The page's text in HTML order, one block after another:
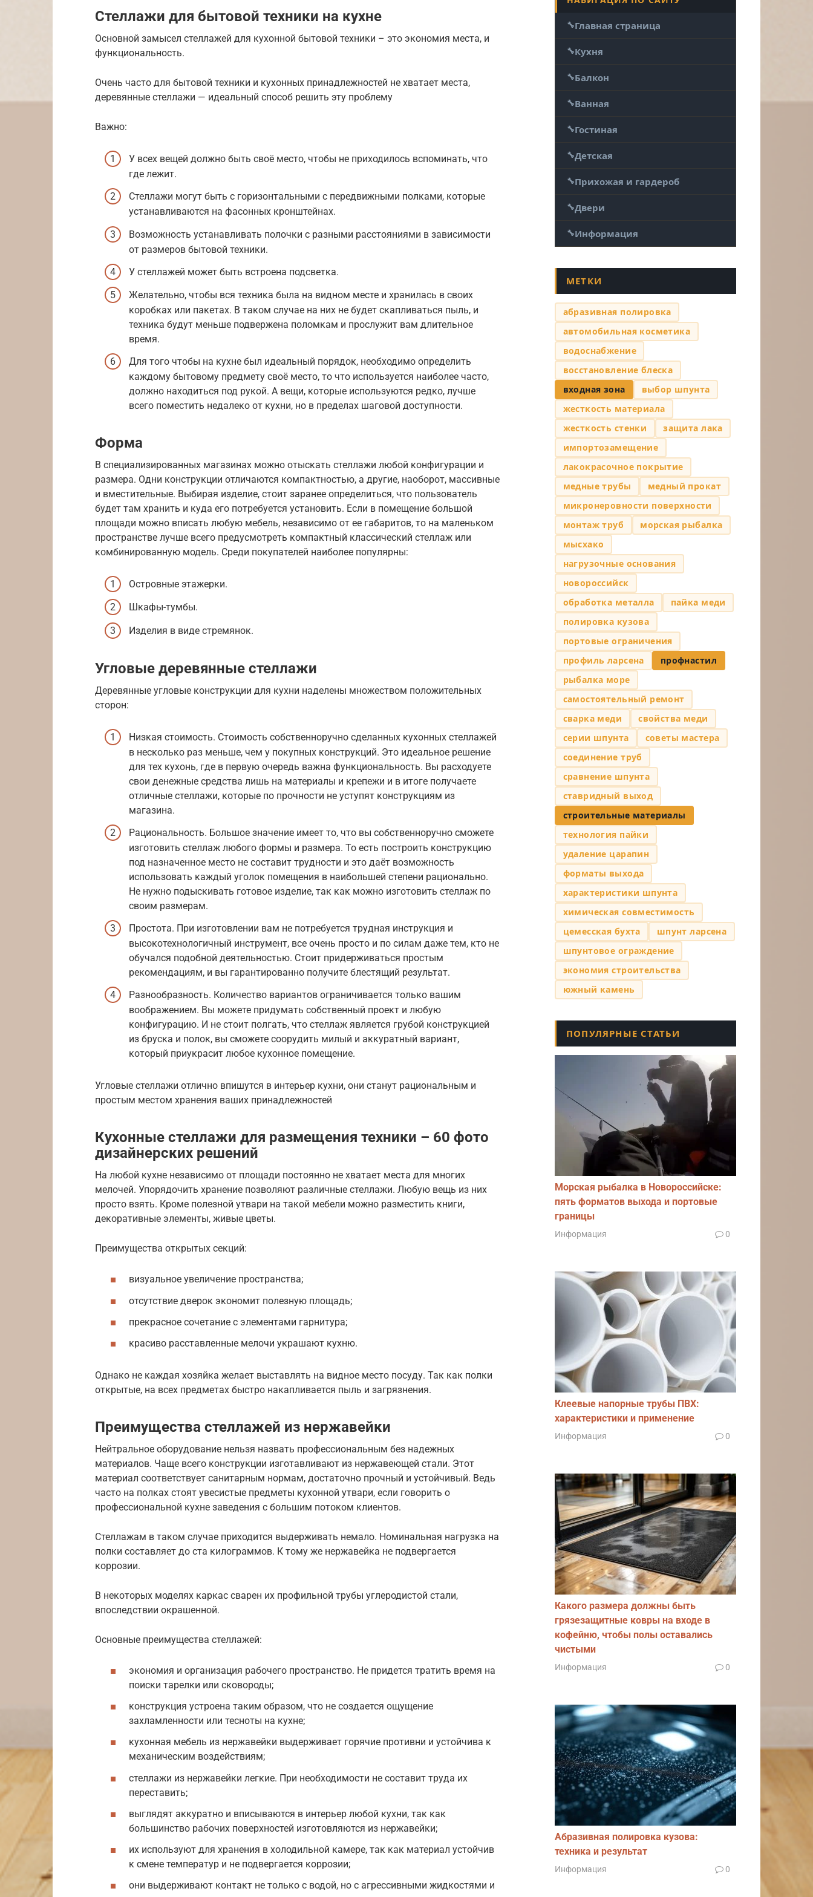
Стеллажи для бытовой техники на кухне
Основной замысел стеллажей для кухонной бытовой техники – это экономия места, и
функциональность.
Очень часто для бытовой техники и кухонных принадлежностей не хватает места,
деревянные стеллажи — идеальный способ решить эту проблему
Важно:
У всех вещей должно быть своё место, чтобы не приходилось вспоминать, что
где лежит.
Стеллажи могут быть с горизонтальными с передвижными полками, которые
устанавливаются на фасонных кронштейнах.
Возможность устанавливать полочки с разными расстояниями в зависимости
от размеров бытовой техники.
У стеллажей может быть встроена подсветка.
Желательно, чтобы вся техника была на видном месте и хранилась в своих
коробках или пакетах. В таком случае на них не будет скапливаться пыль, и
техника будут меньше подвержена поломкам и прослужит вам длительное
время.
Для того чтобы на кухне был идеальный порядок, необходимо определить
каждому бытовому предмету своё место, то что используется наиболее часто,
должно находиться под рукой. А вещи, которые используются редко, лучше
всего поместить недалеко от кухни, но в пределах шаговой доступности.
Форма
В специализированных магазинах можно отыскать стеллажи любой конфигурации и
размера. Одни конструкции отличаются компактностью, а другие, наоборот, массивные
и вместительные. Выбирая изделие, стоит заранее определиться, что пользователь
будет там хранить и куда его потребуется установить. Если в помещение большой
площади можно вписать любую мебель, независимо от ее габаритов, то на маленьком
пространстве лучше всего предусмотреть компактный классический стеллаж или
комбинированную модель. Среди покупателей наиболее популярны:
Островные этажерки.
Шкафы-тумбы.
Изделия в виде стремянок.
Угловые деревянные стеллажи
Деревянные угловые конструкции для кухни наделены множеством положительных
сторон:
Низкая стоимость. Стоимость собственноручно сделанных кухонных стеллажей
в несколько раз меньше, чем у покупных конструкций. Это идеальное решение
для тех кухонь, где в первую очередь важна функциональность. Вы расходуете
свои денежные средства лишь на материалы и крепежи и в итоге получаете
отличные стеллажи, которые по прочности не уступят конструкциям из
магазина.
Рациональность. Большое значение имеет то, что вы собственноручно сможете
изготовить стеллаж любого формы и размера. То есть построить конструкцию
под назначенное место не составит трудности и это даёт возможность
использовать каждый уголок помещения в наибольшей степени рационально.
Не нужно подыскивать готовое изделие, так как можно изготовить стеллаж по
своим размерам.
Простота. При изготовлении вам не потребуется трудная инструкция и
высокотехнологичный инструмент, все очень просто и по силам даже тем, кто не
обучался подобной деятельностью. Стоит придерживаться простым
рекомендациям, и вы гарантированно получите блестящий результат.
Разнообразность. Количество вариантов ограничивается только вашим
воображением. Вы можете придумать собственный проект и любую
конфигурацию. И не стоит полгать, что стеллаж является грубой конструкцией
из бруска и полок, вы сможете соорудить милый и аккуратный вариант,
который приукрасит любое кухонное помещение.
Угловые стеллажи отлично впишутся в интерьер кухни, они станут рациональным и
простым местом хранения ваших принадлежностей
Кухонные стеллажи для размещения техники – 60 фото
дизайнерских решений
На любой кухне независимо от площади постоянно не хватает места для многих
мелочей. Упорядочить хранение позволяют различные стеллажи. Любую вещь из них
просто взять. Кроме полезной утвари на такой мебели можно разместить книги,
декоративные элементы, живые цветы.
Преимущества открытых секций:
визуальное увеличение пространства;
отсутствие дверок экономит полезную площадь;
прекрасное сочетание с элементами гарнитура;
красиво расставленные мелочи украшают кухню.
Однако не каждая хозяйка желает выставлять на видное место посуду. Так как полки
открытые, на всех предметах быстро накапливается пыль и загрязнения.
Преимущества стеллажей из нержавейки
Нейтральное оборудование нельзя назвать профессиональным без надежных
материалов. Чаще всего конструкции изготавливают из нержавеющей стали. Этот
материал соответствует санитарным нормам, достаточно прочный и устойчивый. Ведь
часто на полках стоят увесистые предметы кухонной утвари, если говорить о
профессиональной кухне заведения с большим потоком клиентов.
Стеллажам в таком случае приходится выдерживать немало. Номинальная нагрузка на
полки составляет до ста килограммов. К тому же нержавейка не подвергается
коррозии.
В некоторых моделях каркас сварен их профильной трубы углеродистой стали,
впоследствии окрашенной.
Основные преимущества стеллажей:
экономия и организация рабочего пространство. Не придется тратить время на
поиски тарелки или сковороды;
конструкция устроена таким образом, что не создается ощущение
захламленности или тесноты на кухне;
кухонная мебель из нержавейки выдерживает горячие противни и устойчива к
механическим воздействиям;
стеллажи из нержавейки легкие. При необходимости не составит труда их
переставить;
выглядят аккуратно и вписываются в интерьер любой кухни, так как
большинство рабочих поверхностей изготовляются из нержавейки;
их используют для хранения в холодильной камере, так как материал устойчив
к смене температур и не подвергается коррозии;
они выдерживают контакт не только с водой, но с агрессивными жидкостями и
Главная страница
Кухня
Балкон
Ванная
Гостиная
Детская
Прихожая и гардероб
Двери
Информация
МЕТКИ
абразивная полировка
автомобильная косметика
водоснабжение
восстановление блеска
входная зона
выбор шпунта
жесткость материала
жесткость стенки
защита лака
импортозамещение
лакокрасочное покрытие
медные трубы
медный прокат
микронеровности поверхности
монтаж труб
морская рыбалка
мысхако
нагрузочные основания
новороссийск
обработка металла
пайка меди
полировка кузова
портовые ограничения
профиль ларсена
профнастил
рыбалка море
самостоятельный ремонт
сварка меди
свойства меди
серии шпунта
советы мастера
соединение труб
сравнение шпунта
ставридный выход
строительные материалы
технология пайки
удаление царапин
форматы выхода
характеристики шпунта
химическая совместимость
цемесская бухта
шпунт ларсена
шпунтовое ограждение
экономия строительства
южный камень
ПОПУЛЯРНЫЕ СТАТЬИ
Морская рыбалка в Новороссийске:
пять форматов выхода и портовые
границы
Информация 0
Клеевые напорные трубы ПВХ:
характеристики и применение
Информация 0
Какого размера должны быть
грязезащитные ковры на входе в
кофейню, чтобы полы оставались
чистыми
Информация 0
Абразивная полировка кузова:
техника и результат
Информация 0